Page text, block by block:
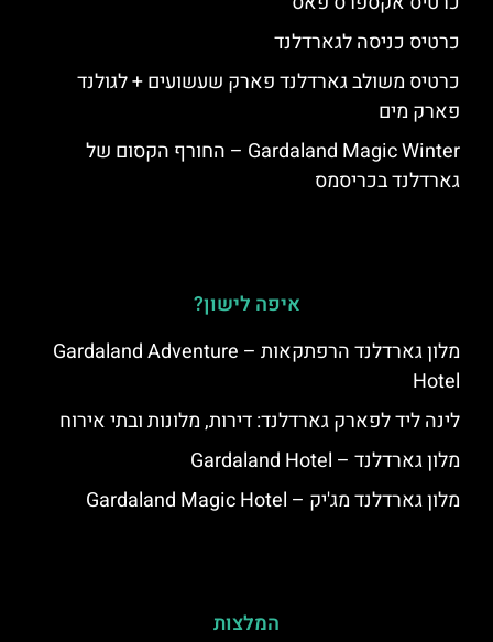
כרטיס כניסה לגארדלנד
כרטיס משולב גארדלנד פארק שעשועים + לגולנד
פארק מים
Gardaland Magic Winter – החורף הקסום של
גארדלנד בכריסמס
איפה לישון?
מלון גארדלנד הרפתקאות – Gardaland Adventure
Hotel
לינה ליד לפארק גארדלנד: דירות, מלונות ובתי אירוח
מלון גארדלנד – Gardaland Hotel
מלון גארדלנד מג'יק – Gardaland Magic Hotel
המלצות